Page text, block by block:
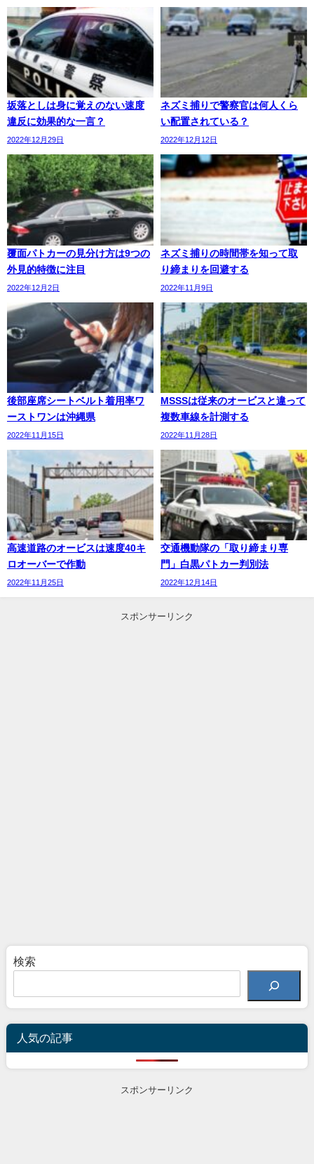
坂落としは身に覚えのない速度
違反に効果的な一言？
2022年12月29日
ネズミ捕りで警察官は何人くら
い配置されている？
2022年12月12日
覆面パトカーの見分け方は9つの
外見的特徴に注目
2022年12月2日
ネズミ捕りの時間帯を知って取
り締まりを回避する
2022年11月9日
後部座席シートベルト着用率ワ
ーストワンは沖縄県
2022年11月15日
MSSSは従来のオービスと違って
複数車線を計測する
2022年11月28日
高速道路のオービスは速度40キ
ロオーバーで作動
2022年11月25日
交通機動隊の「取り締まり専
門」白黒パトカー判別法
2022年12月14日
スポンサーリンク
検索
人気の記事
スポンサーリンク